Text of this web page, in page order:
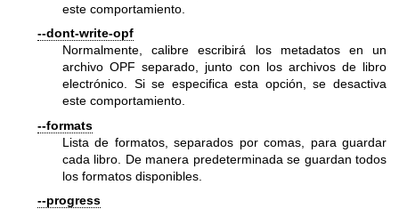
este comportamiento.
--dont-write-opf
Normalmente, calibre escribirá los metadatos en un
archivo OPF separado, junto con los archivos de libro
electrónico. Si se especifica esta opción, se desactiva
este comportamiento.
--formats
Lista de formatos, separados por comas, para guardar
cada libro. De manera predeterminada se guardan todos
los formatos disponibles.
--progress